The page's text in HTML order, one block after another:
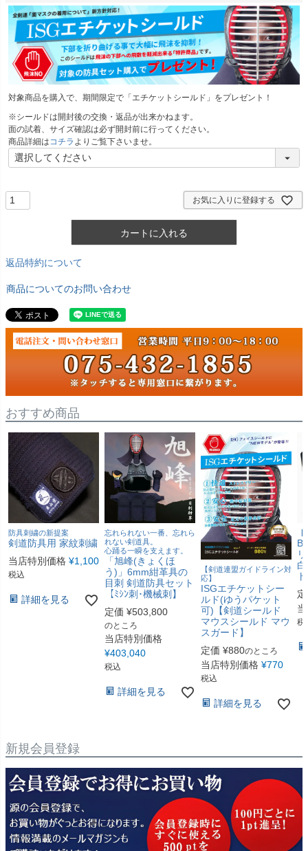
(
必
須
)
対象商品を購入で、期間限定で「エチケットシールド」をプレゼント！
※シールドは開封後の交換・返品が出来かねます。
面の試着、サイズ確認は必ず開封前に行ってください。
商品詳細はコチラ よりご覧下さいませ。
お気に入りに登録する
カートに入れる
返品特約について
商品についてのお問い合わせ
おすすめ商品
防具刺繍の新提案
剣道防具用 家紋刺繍
当店特別価格 ¥1,100
税込
詳細を見る
忘れられない一番、忘れら
れない剣道具。
心踊る一瞬を支えます。
「旭峰(きょくほ
う)」6mm紺革具の
目刺 剣道防具セット
【ﾐｼﾝ刺･機械刺】
定価 ¥503,800
のところ
当店特別価格
¥403,040
税込
詳細を見る
【剣道連盟ガイドライン対
応】
ISGエチケットシー
ルド(ゆうパケット
可)【剣道シールド
マウスシールド マウ
スガード】
定価 ¥880のところ
当店特別価格 ¥770
税込
詳細を見る
税
新規会員登録